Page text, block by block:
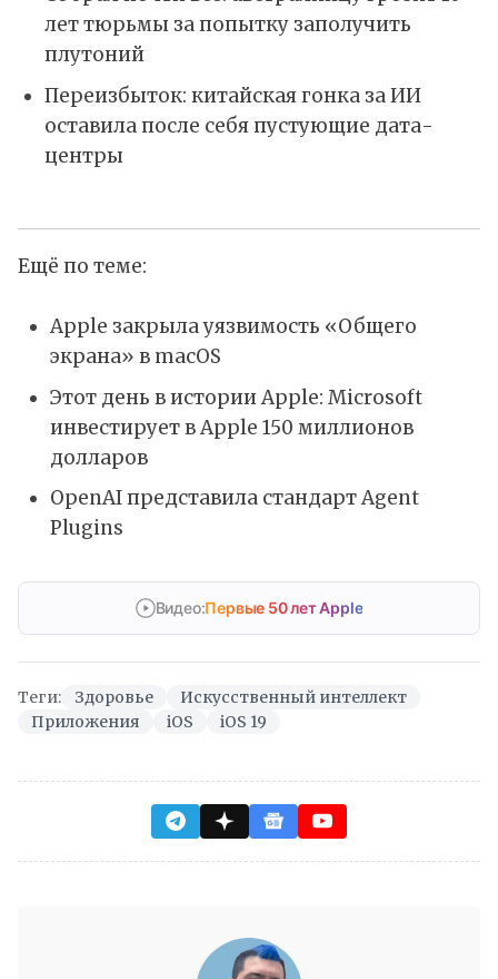
лет тюрьмы за попытку заполучить
плутоний
Переизбыток: китайская гонка за ИИ
оставила после себя пустующие дата-
центры
Ещё по теме:
Apple закрыла уязвимость «Общего
экрана» в macOS
Этот день в истории Apple: Microsoft
инвестирует в Apple 150 миллионов
долларов
OpenAI представила стандарт Agent
Plugins
Видео:Первые 50 лет Apple
Теги: Здоровье
Искусственный интеллект
Приложения
iOS iOS 19